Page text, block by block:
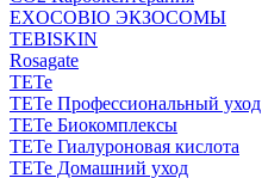
EXOCOBIO ЭКЗОСОМЫ
TEBISKIN
Rosagate
TETe
TETe Профессиональный уход
TETe Биокомплексы
TETe Гиалуроновая кислота
TETe Домашний уход